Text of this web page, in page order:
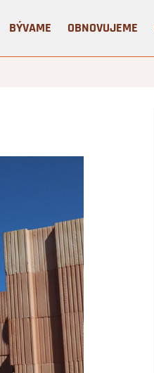
BÝVAME OBNOVUJEME